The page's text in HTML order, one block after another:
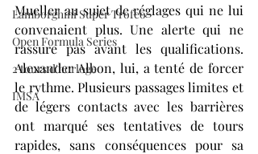
Lamborghini Super Trofeo
Open Formula Series
2 tours d'horloge
IMSA
Mueller au sujet de réglages qui ne lui
convenaient plus. Une alerte qui ne
rassure pas avant les qualifications.
Alexander Albon, lui, a tenté de forcer
le rythme. Plusieurs passages limites et
de légers contacts avec les barrières
ont marqué ses tentatives de tours
rapides, sans conséquences pour sa